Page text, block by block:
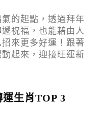
的起點，透過拜年
祝福，也能藉由人
來更多好運！跟著
起來，迎接旺運新
運生肖TOP 3